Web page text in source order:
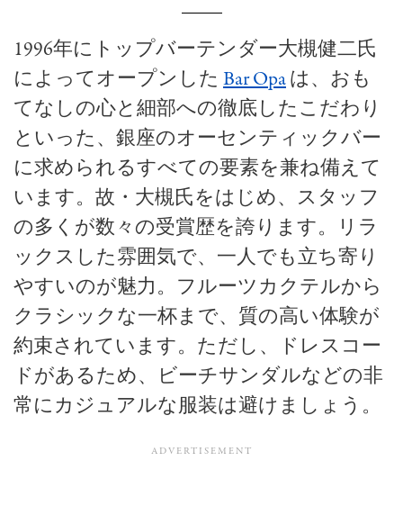
1996年にトップバーテンダー大槻健二氏
によってオープンした Bar Opaは、おも
てなしの心と細部への徹底したこだわり
といった、銀座のオーセンティックバー
に求められるすべての要素を兼ね備えて
います。故・大槻氏をはじめ、スタッフ
の多くが数々の受賞歴を誇ります。リラ
ックスした雰囲気で、一人でも立ち寄り
やすいのが魅力。フルーツカクテルから
クラシックな一杯まで、質の高い体験が
約束されています。ただし、ドレスコー
ドがあるため、ビーチサンダルなどの非
常にカジュアルな服装は避けましょう。